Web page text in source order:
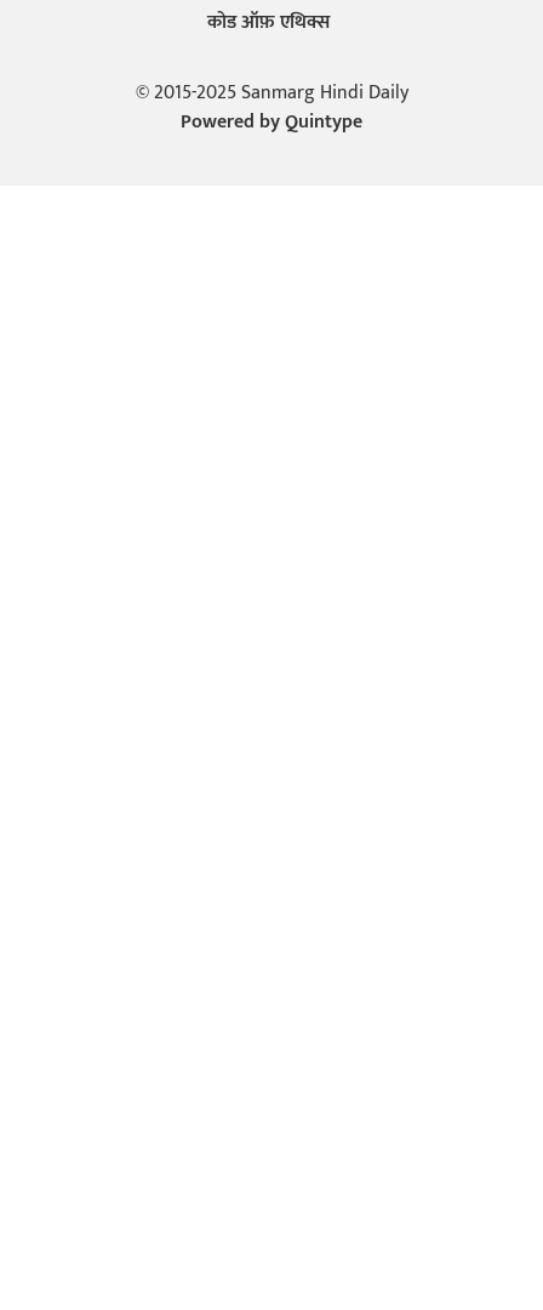
कोड ऑफ़ एथिक्स
© 2015-2025 Sanmarg Hindi Daily
Powered byQuintype